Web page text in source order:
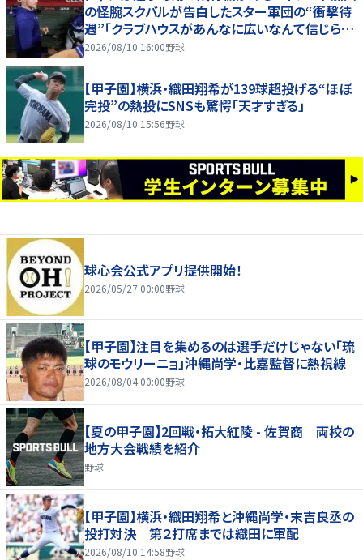
の怪腕スクバルが告白したスター軍団の“衝撃待
遇”「クラブハウスがあんなに広いなんて信じられ
ない」
2026/08/10 16:00野球
【甲子園】横浜・織田翔希が139球超投げる“ほぼ
完投”の熱投にSNSも驚愕「天才すぎる」
2026/08/10 15:56野球
球心会公式アプリ提供開始！
2026/05/27 00:00野球
【甲子園】注目を集めるのは選手だけじゃない「琉
球のモウリーニョ」沖縄尚学・比嘉監督に熱視線
2026/08/04 00:00野球
【夏の甲子園】2回戦・拓大紅陵 - 佐賀商 両校の
地方大会戦績を紹介
野球
【甲子園】横浜・織田翔希と沖縄尚学・末吉良丞の
投打対決 第２打席までは織田に軍配
2026/08/10 14:58野球